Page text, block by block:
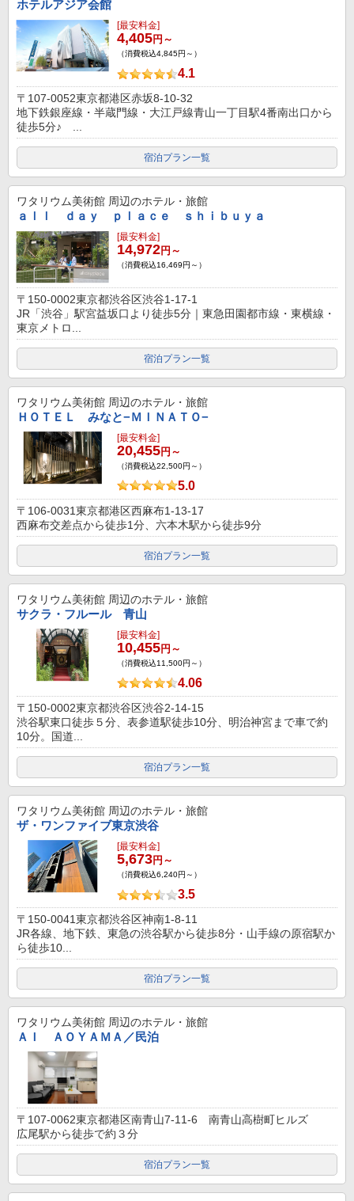
ホテルアジア会館
[最安料金]
4,405円～
（消費税込4,845円～）
4.1
〒107-0052東京都港区赤坂8-10-32
地下鉄銀座線・半蔵門線・大江戸線青山一丁目駅4番南出口から
徒歩5分♪ ...
宿泊プラン一覧
ワタリウム美術館 周辺のホテル・旅館
ａｌｌ ｄａｙ ｐｌａｃｅ ｓｈｉｂｕｙａ
[最安料金]
14,972円～
（消費税込16,469円～）
〒150-0002東京都渋谷区渋谷1-17-1
JR「渋谷」駅宮益坂口より徒歩5分｜東急田園都市線・東横線・
東京メトロ...
宿泊プラン一覧
ワタリウム美術館 周辺のホテル・旅館
ＨＯＴＥＬ みなと−ＭＩＮＡＴＯ−
[最安料金]
20,455円～
（消費税込22,500円～）
5.0
〒106-0031東京都港区西麻布1-13-17
西麻布交差点から徒歩1分、六本木駅から徒歩9分
宿泊プラン一覧
ワタリウム美術館 周辺のホテル・旅館
サクラ・フルール 青山
[最安料金]
10,455円～
（消費税込11,500円～）
4.06
〒150-0002東京都渋谷区渋谷2-14-15
渋谷駅東口徒歩５分、表参道駅徒歩10分、明治神宮まで車で約
10分。国道...
宿泊プラン一覧
ワタリウム美術館 周辺のホテル・旅館
ザ・ワンファイブ東京渋谷
[最安料金]
5,673円～
（消費税込6,240円～）
3.5
〒150-0041東京都渋谷区神南1-8-11
JR各線、地下鉄、東急の渋谷駅から徒歩8分・山手線の原宿駅か
ら徒歩10...
宿泊プラン一覧
ワタリウム美術館 周辺のホテル・旅館
ＡＩ ＡＯＹＡＭＡ／民泊
〒107-0062東京都港区南青山7-11-6 南青山高樹町ヒルズ
広尾駅から徒歩で約３分
宿泊プラン一覧